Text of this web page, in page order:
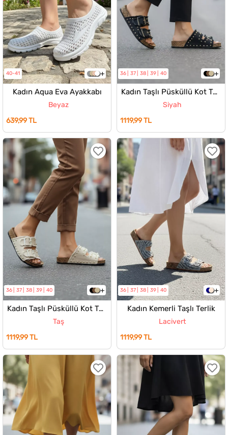
40-41
Kadın Aqua Eva Ayakkabı
Beyaz
639,99 TL
36 37 38 39 40
Kadın Taşlı Püsküllü Kot Terlik
Siyah
1119,99 TL
36 37 38 39 40
Kadın Taşlı Püsküllü Kot Terlik
Taş
1119,99 TL
36 37 38 39 40
Kadın Kemerli Taşlı Terlik
Lacivert
1119,99 TL